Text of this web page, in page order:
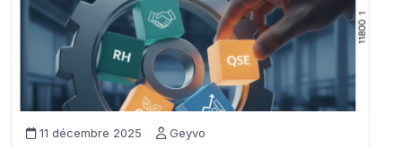
11 décembre 2025 Geyvo